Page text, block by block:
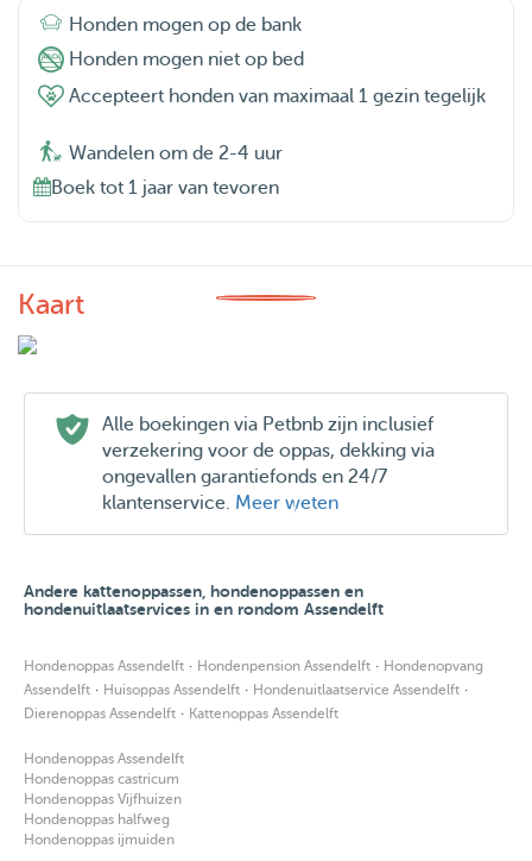
Honden mogen op de bank
Honden mogen niet op bed
Accepteert honden van maximaal 1 gezin tegelijk
Wandelen om de 2-4 uur
Boek tot 1 jaar van tevoren
Kaart
Alle boekingen via Petbnb zijn inclusief
verzekering voor de oppas, dekking via
ongevallen garantiefonds en 24/7
klantenservice. Meer weten
Andere kattenoppassen, hondenoppassen en
hondenuitlaatservices in en rondom Assendelft
Hondenoppas Assendelft · Hondenpension Assendelft · Hondenopvang
Assendelft · Huisoppas Assendelft · Hondenuitlaatservice Assendelft ·
Dierenoppas Assendelft · Kattenoppas Assendelft
Hondenoppas Assendelft
Hondenoppas castricum
Hondenoppas Vijfhuizen
Hondenoppas halfweg
Hondenoppas ijmuiden